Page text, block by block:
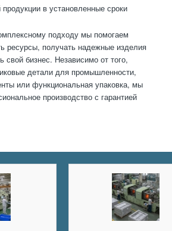
продукции в установленные сроки
подходу мы помогаем
ресурсы, получать надежные изделия
свой бизнес. Независимо от того,
детали для промышленности,
или функциональная упаковка, мы
производство с гарантией